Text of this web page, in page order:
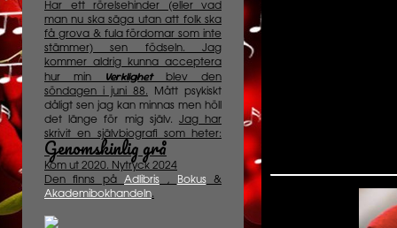
Har ett rörelsehinder (eller vad
man nu ska säga utan att folk ska
få grova & fula fördomar som inte
stämmer) sen födseln. Jag
kommer aldrig kunna acceptera
hur min
Verklighetblev den
söndagen i juni 88. Mått psykiskt
dåligt sen jag kan minnas men höll
det länge för mig själv. Jag har
skrivit en självbiografi som heter:
Genomskinlig grå
Kom ut 2020. Nytryck 2024
Den finns på Adlibris , Bokus&
Akademibokhandeln.